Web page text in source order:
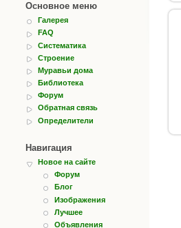
Основное меню
Галерея
FAQ
Систематика
Строение
Муравьи дома
Библиотека
Форум
Обратная связь
Определители
Навигация
Новое на сайте
Форум
Блог
Изображения
Лучшее
Объявления